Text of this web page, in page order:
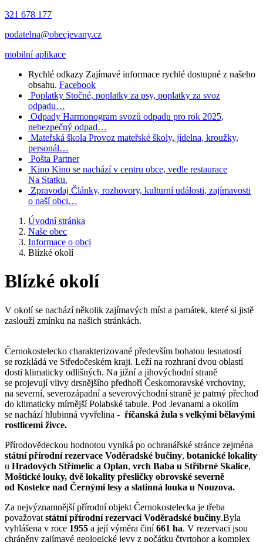
321 678 177
podatelna@obecjevany.cz
mobilní aplikace
Rychlé odkazy Zajímavé informace rychlé dostupné z našeho
obsahu. Facebook
Poplatky Stočné, poplatky za psy, poplatky za svoz
odpadu…
Odpady Harmonogram svozů odpadu pro rok 2025,
nebezpečný odpad…
Mateřská škola Provoz mateřské školy, jídelna, kroužky,
personál…
Pošta Partner
Kino Kino se nachází v centru obce, vedle restaurace
Na Statku.
Zpravodaj Články, rozhovory, kulturní události, zajímavosti
o naší obci…
Úvodní stránka
Naše obec
Informace o obci
Blízké okolí
Blízké okolí
V okolí se nachází několik zajímavých míst a památek, které si jistě
zaslouží zmínku na našich stránkách.
Černokostelecko charakterizované především bohatou lesnatostí
se rozkládá ve Středočeském kraji. Leží na rozhraní dvou oblastí
dosti klimaticky odlišných. Na jižní a jihovýchodní straně
se projevují vlivy drsnějšího předhoří Českomoravské vrchoviny,
na severní, severozápadní a severovýchodní straně je patrný přechod
do klimaticky mírnější Polabské tabule. Pod Jevanami a okolím
se nachází hlubinná vyvřelina - říčanská žula s velkými bělavými
rostlicemi živce.
Přírodovědeckou hodnotou vyniká po ochranářské stránce zejména
státní přírodní rezervace Voděradské bučiny, botanické lokality
u Hradových Střímelic a Oplan, vrch Baba u Stříbrné Skalice,
Moštické louky, dvě lokality přesličky obrovské severně
od Kostelce nad Černými lesy a slatinná louka u Nouzova.
Za nejvýznamnější přírodní objekt Černokostelecka je třeba
považovat státní přírodní rezervaci Voděradské bučiny.Byla
vyhlášena v roce 1955 a její výměra činí661 ha. V rezervaci jsou
chráněny zajímavé geologické jevy z počátku čtvrtohor a komplex